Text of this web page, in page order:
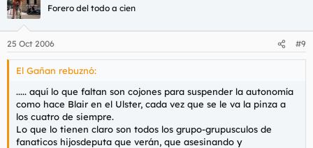
Forero del todo a cien
25 Oct 2006 #9
El Gañan rebuznó:
..... aquí lo que faltan son cojones para suspender la autonomía
como hace Blair en el Ulster, cada vez que se le va la pinza a
los cuatro de siempre.
Lo que lo tienen claro son todos los grupo-grupusculos de
fanaticos hijosdeputa que verán, que asesinando y